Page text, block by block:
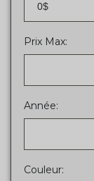
0$
Prix Max:
Année:
Couleur: